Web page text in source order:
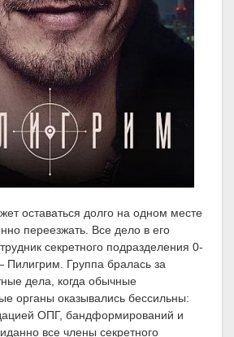
оставаться долго на одном месте
переезжать. Все дело в его
секретного подразделения 0-
Пилигрим. Группа бралась за
дела, когда обычные
органы оказывались бессильны:
ОПГ, бандформирований и
все члены секретного